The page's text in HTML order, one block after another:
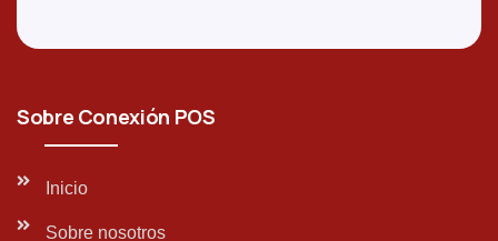
Sobre Conexión POS
Inicio
Sobre nosotros